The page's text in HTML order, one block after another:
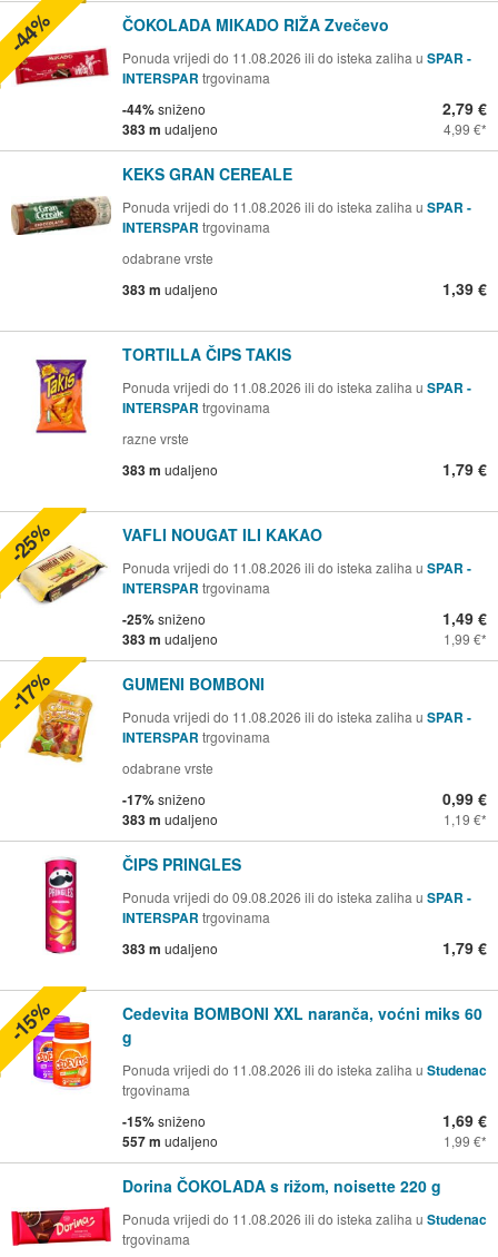
ČOKOLADA MIKADO RIŽA Zvečevo
Ponuda vrijedi do 11.08.2026 ili do isteka zaliha u SPAR -
INTERSPAR trgovinama
-44%sniženo
383 m udaljeno
2,79 €
4,99 €
-44%
KEKS GRAN CEREALE
Ponuda vrijedi do 11.08.2026 ili do isteka zaliha u SPAR -
INTERSPAR trgovinama
odabrane vrste
383 m udaljeno 1,39 €
TORTILLA ČIPS TAKIS
Ponuda vrijedi do 11.08.2026 ili do isteka zaliha u SPAR -
INTERSPAR trgovinama
razne vrste
383 m udaljeno 1,79 €
VAFLI NOUGAT ILI KAKAO
Ponuda vrijedi do 11.08.2026 ili do isteka zaliha u SPAR -
INTERSPAR trgovinama
-25%sniženo
383 m udaljeno
1,49 €
1,99 €
-25%
GUMENI BOMBONI
Ponuda vrijedi do 11.08.2026 ili do isteka zaliha u SPAR -
INTERSPAR trgovinama
odabrane vrste
-17%sniženo
383 m udaljeno
0,99 €
1,19 €
-17%
ČIPS PRINGLES
Ponuda vrijedi do 09.08.2026 ili do isteka zaliha u SPAR -
INTERSPAR trgovinama
383 m udaljeno 1,79 €
Cedevita BOMBONI XXL naranča, voćni miks 60
g
Ponuda vrijedi do 11.08.2026 ili do isteka zaliha u Studenac
trgovinama
-15%sniženo
557 m udaljeno
1,69 €
1,99 €
-15%
Dorina ČOKOLADA s rižom, noisette 220 g
Ponuda vrijedi do 11.08.2026 ili do isteka zaliha u Studenac
trgovinama